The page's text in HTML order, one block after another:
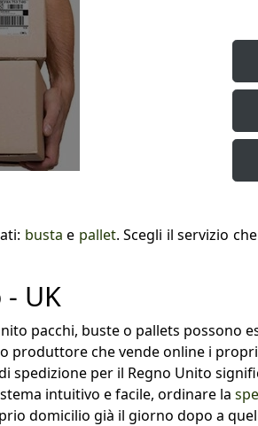
busta e pallet. Scegli il servizio
UK
pacchi, buste o pallets possono
produttore che vende online i
spedizione per il Regno Unito
intuitivo e facile, ordinare la
domicilio già il giorno dopo a